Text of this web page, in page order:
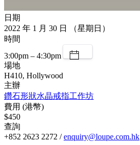
日期
2022 年 1 月 30 日 （星期日）
時間
3:00pm – 4:30pm
場地
H410, Hollywood
主辦
鑽石形狀水晶戒指工作坊
費用 (港幣)
$450
查詢
+852 2623 2272 /enquiry@loupe.com.hk